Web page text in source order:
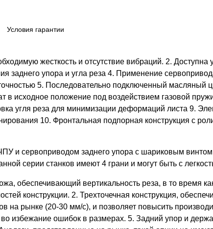
Условия гарантии
жесткость и отсутствие вибраций. 2. Доступна
заднего упора и угла реза 4. Применение
5. Последовательно подключенный масляный
в исходное положение под воздействием газовой
угля реза для минимизации деформаций листа 9.
10. Фронтальная подпорная конструкция с
и сервоприводом заднего упора с шариковым
серии станков имеют 4 грани и могут быть с
обеспечивающий вертикальность реза, в то время
конструкции. 2. Трехточечная конструкция,
на рынке (20-30 мм/с), и позволяет повысить
избежание ошибок в размерах. 5. Задний упор и